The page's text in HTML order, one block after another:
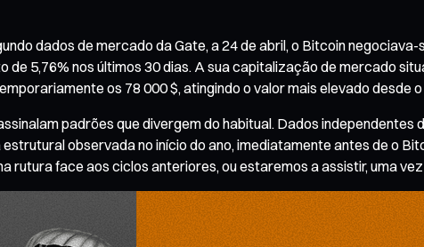
dados de mercado da Gate, a 24 de abril, o Bitcoin negociava-
de 5,76% nos últimos 30 dias. A sua capitalização de mercado
os 78 000 $, atingindo o valor mais elevado desde
padrões que divergem do habitual. Dados independentes
observada no início do ano, imediatamente antes de o
face aos ciclos anteriores, ou estaremos a assistir, uma